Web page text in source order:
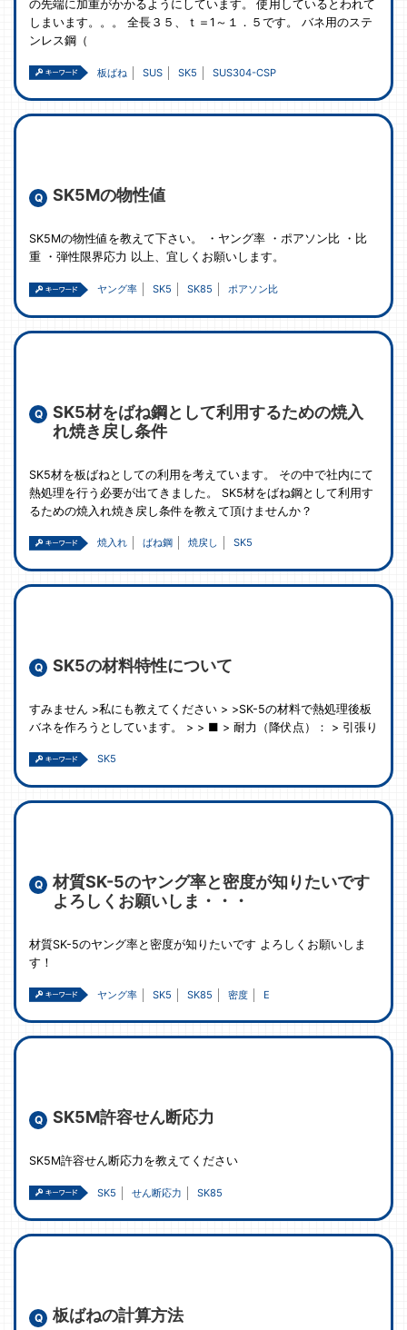
の先端に加重がかかるようにしています。 使用しているとわれて
しまいます。。。 全長３５、ｔ＝1～１．５です。 バネ用のステ
ンレス鋼（
板ばね SUS SK5 SUS304-CSP
SK5Mの物性値
SK5Mの物性値を教えて下さい。 ・ヤング率 ・ポアソン比 ・比
重 ・弾性限界応力 以上、宜しくお願いします。
ヤング率 SK5 SK85 ポアソン比
SK5材をばね鋼として利用するための焼入
れ焼き戻し条件
SK5材を板ばねとしての利用を考えています。 その中で社内にて
熱処理を行う必要が出てきました。 SK5材をばね鋼として利用す
るための焼入れ焼き戻し条件を教えて頂けませんか？
焼入れ ばね鋼 焼戻し SK5
SK5の材料特性について
すみません >私にも教えてください > >SK-5の材料で熱処理後板
バネを作ろうとしています。 > > ■ > 耐力（降伏点）： > 引張り
SK5
材質SK-5のヤング率と密度が知りたいです
よろしくお願いしま・・・
材質SK-5のヤング率と密度が知りたいです よろしくお願いしま
す！
ヤング率 SK5 SK85 密度 E
SK5M許容せん断応力
SK5M許容せん断応力を教えてください
SK5 せん断応力 SK85
板ばねの計算方法